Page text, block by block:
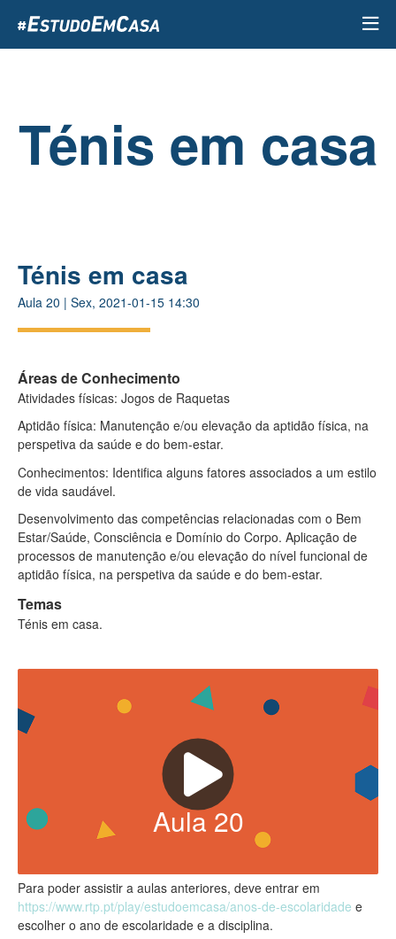
para
o
Ténis em casa
Ténis em casa
Aula 20 | Sex, 2021-01-15 14:30
Áreas de Conhecimento
Atividades físicas: Jogos de Raquetas
Aptidão física: Manutenção e/ou elevação da aptidão física, na
perspetiva da saúde e do bem-estar.
Conhecimentos: Identifica alguns fatores associados a um estilo
de vida saudável.
Desenvolvimento das competências relacionadas com o Bem
Estar/Saúde, Consciência e Domínio do Corpo. Aplicação de
processos de manutenção e/ou elevação do nível funcional de
aptidão física, na perspetiva da saúde e do bem-estar.
Temas
Ténis em casa.
Aula20
Para poder assistir a aulas anteriores, deve entrar em
https://www.rtp.pt/play/estudoemcasa/anos-de-escolaridade e
escolher o ano de escolaridade e a disciplina.